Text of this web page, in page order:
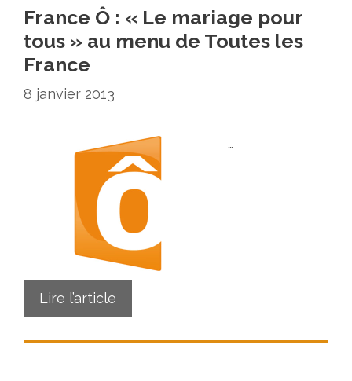
France Ô : « Le mariage pour
tous » au menu de Toutes les
France
8 janvier 2013
…
Lire l’article